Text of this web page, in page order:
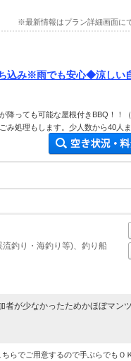
※最新情報はプラン詳細画面に
込み※雨でも安心◆涼しい
降っても可能な屋根付きBBQ！！
み処理もします。少人数から40人
釣り・海釣り等)、釣り船
者が少なかったためかほぼマン
らでご用意するので手ぶらでもＯ